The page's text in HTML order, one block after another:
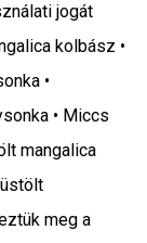
jogát
kolbász •
•
• Miccs
mangalica
meg a